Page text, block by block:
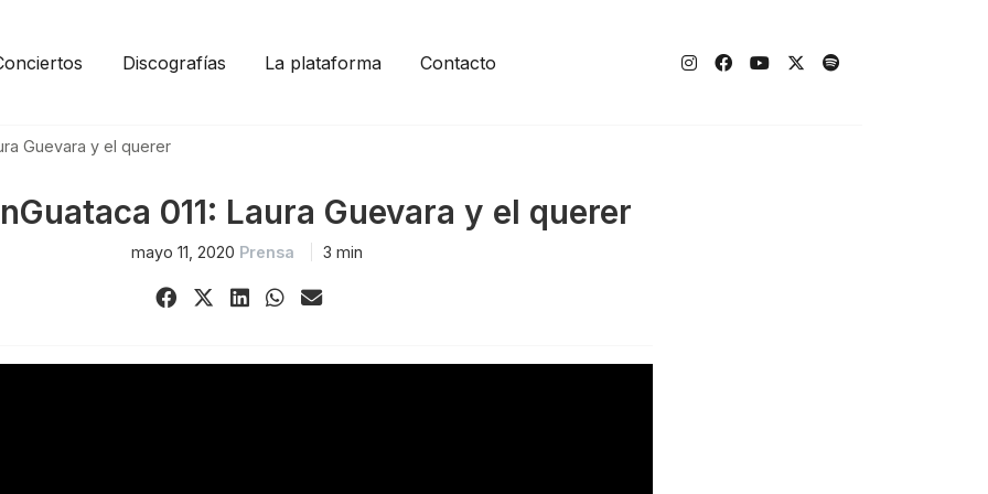
Discografías La plataforma Contacto
Guevara y el querer
011: Laura Guevara y el querer
mayo 11, 2020 Prensa 3 min
Share Share ShareShareShare